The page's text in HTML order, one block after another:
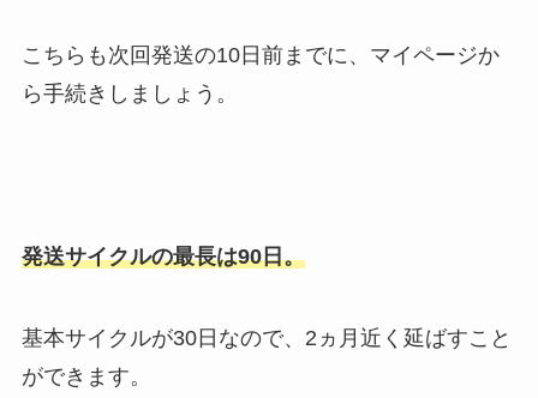
こちらも次回発送の10日前までに、マイページか
ら手続きしましょう。
発送サイクルの最長は90日。
基本サイクルが30日なので、2ヵ月近く延ばすこと
ができます。